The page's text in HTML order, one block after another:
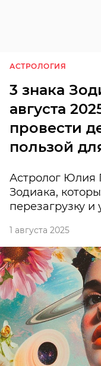
АСТРОЛОГИЯ
3 знака
августа
провести
пользой
Астролог Юлия
Зодиака,
перезагрузку и
1 августа 2025